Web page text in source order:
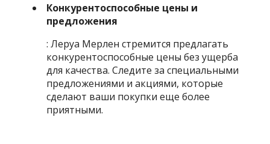
Конкурентоспособные цены и
предложения
: Леруа Мерлен стремится предлагать
конкурентоспособные цены без ущерба
для качества. Следите за специальными
предложениями и акциями, которые
сделают ваши покупки еще более
приятными.